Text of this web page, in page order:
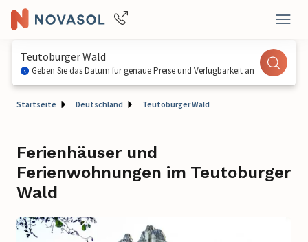
Teutoburger Wald
Geben Sie das Datum für genaue Preise und Verfügbarkeit an
Startseite Deutschland Teutoburger Wald
Ferienhäuser und
Ferienwohnungen im Teutoburger
Wald